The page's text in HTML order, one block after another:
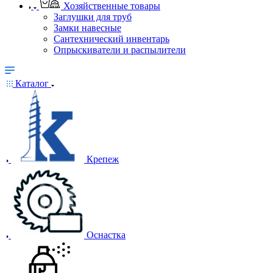
Хозяйственные товары
Заглушки для труб
Замки навесные
Сантехнический инвентарь
Опрыскиватели и распылители
Каталог
Крепеж
Оснастка